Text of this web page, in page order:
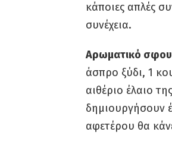
κάποιες απλές
συνέχεια.
Αρωματικό
άσπρο ξύδι, 1
αιθέριο έλαιο
δημιουργήσουν
αφετέρου θα